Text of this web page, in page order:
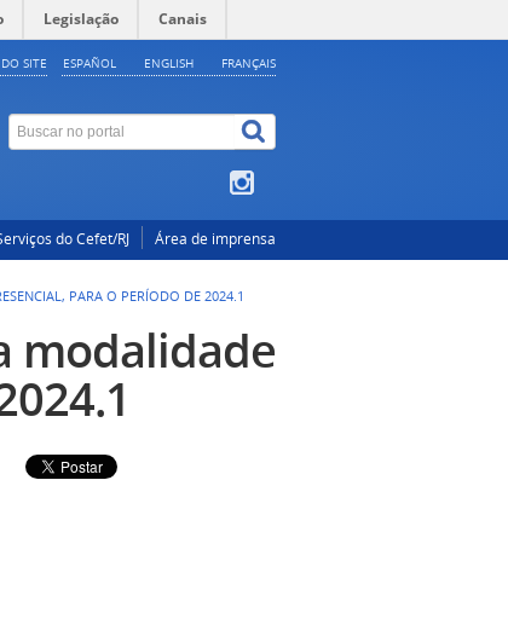
Legislação Canais
ESPAÑOL ENGLISH FRANÇAIS
SITE
do Cefet/RJ Área de imprensa
PARA O PERÍODO DE 2024.1
modalidade